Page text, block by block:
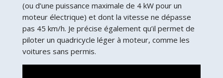
(ou d’une puissance maximale de 4 kW pour un
moteur électrique) et dont la vitesse ne dépasse
pas 45 km/h. Je précise également qu’il permet de
piloter un quadricycle léger à moteur, comme les
voitures sans permis.